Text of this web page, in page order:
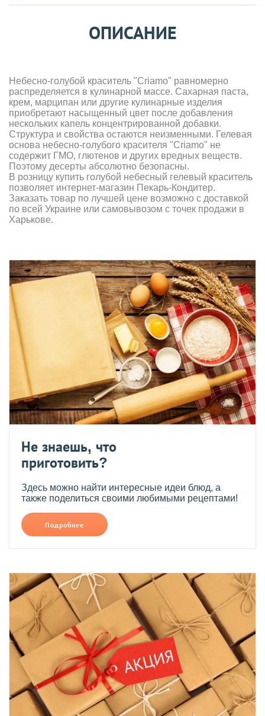
ОПИСАНИЕ
Небесно-голубой краситель "Criamo" равномерно
распределяется в кулинарной массе. Сахарная паста,
крем, марципан или другие кулинарные изделия
приобретают насыщенный цвет после добавления
нескольких капель концентрированной добавки.
Структура и свойства остаются неизменными. Гелевая
основа небесно-голубого красителя "Criamo" не
содержит ГМО, глютенов и других вредных веществ.
Поэтому десерты абсолютно безопасны.
В розницу купить голубой небесный гелевый краситель
позволяет интернет-магазин Пекарь-Кондитер.
Заказать товар по лучшей цене возможно с доставкой
по всей Украине или самовывозом с точек продажи в
Харькове.
Не знаешь, что
приготовить?
Здесь можно найти интересные идеи блюд, а
также поделиться своими любимыми рецептами!
Подробнее